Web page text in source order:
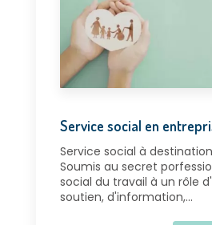
Service social en
Service social à
Soumis au secret
social du travail à un rôle
soutien, d'information,...